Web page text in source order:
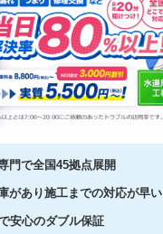
門で全国45拠点展開
があり施工までの対応が早い
安心のダブル保証